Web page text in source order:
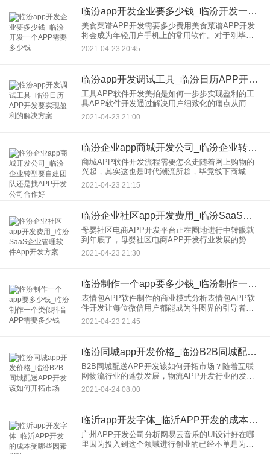
临汾app开发企业要多少钱_临汾开发一个APP需要多少钱
美食菜谱APP开发需要多少费用美食菜谱APP开发
将会成为年轻用户手机上的常用软件。对于刚毕业
的大学生以及年轻家庭，丰富便捷的菜谱移动应用
能让他们快速学会做家常菜，不断完善功能的菜谱
2021-04-23 20:45
临汾app开发调试工具_临汾日历APP开发要实现盈利的解决方案
工具APP软件开发美拍是如何一步步实现盈利的工
具APP软件开发通过解决用户细致化的痛点从而获
取用户，而相比起电商类应用，甚至让用户发出工
具APP已死的呼声，其实，工具类应用通过社区进
2021-04-23 21:00
临汾企业app商城开发公司_临汾企业转型要自建团队还是找APP开发公司合作好
商城APP软件开发流程需要怎么走随着网上购物的
兴起，其实这也是时代潮流所趋，毕竟线下商城的
生活环境也是越来越恶劣了，如果能够开发一个商
城APP软件帮助我们的商城可以加大力度开展好自
2021-04-23 21:15
临汾企业社区app开发费用_临汾SaaS企业管理软件App开发方案
母婴社区电商APP开发平台正在圈地进行中转眼就
到年底了，母婴社区电商APP开发行业发展的势头
还是那么汹涌，市面上出现了一个又一个母婴社区
电商APP平台。除了专注做母婴，母婴社区电商
2021-04-23 21:30
临汾制作一个app要多少钱_临汾制作一个类似抖音APP需要多少钱
表情包APP软件制作的商业模式分析表情包APP软
件开发让每位微信用户都能成为斗图界的引导者。
现代人的社交软件里，表情包已经成为沟通必不可
少的重要环节，有时候人与人之间的沟通不需要打
2021-04-23 21:45
临汾同城app开发价格_临汾B2B同城配送APP开发该如何开拓市场
B2B同城配送APP开发该如何开拓市场？随着互联
网物流行业的蓬勃发展，物流APP开发行业的发展
模式逐渐丰富化，有国际物流、同城物流还有跨城
物流等等，物流行业的发展始终是围绕着电商行业
2021-04-24 08:00
临沂app开发字体_临沂APP开发的成本受哪些因素影响
广州APP开发公司分析网易云音乐的UI设计好在哪
里因为投入到这个领域进行创业的已经不单是为了